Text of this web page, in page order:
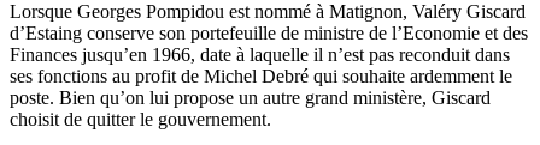
Lorsque Georges Pompidou est nommé à Matignon, Valéry Giscard
d’Estaing conserve son portefeuille de ministre de l’Economie et des
Finances jusqu’en 1966, date à laquelle il n’est pas reconduit dans
ses fonctions au profit de Michel Debré qui souhaite ardemment le
poste. Bien qu’on lui propose un autre grand ministère, Giscard
choisit de quitter le gouvernement.